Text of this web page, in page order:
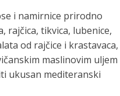
i namirnice prirodno
rajčica, tikvica, lubenice,
od rajčice i krastavaca,
maslinovim uljem
ukusan mediteranski